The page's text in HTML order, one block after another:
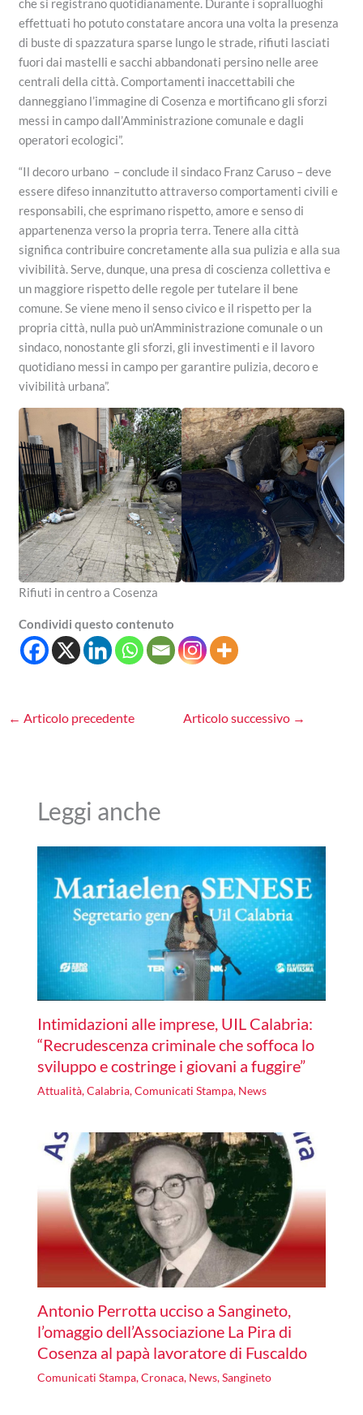
che si registrano quotidianamente. Durante i sopralluoghi
effettuati ho potuto constatare ancora una volta la presenza
di buste di spazzatura sparse lungo le strade, rifiuti lasciati
fuori dai mastelli e sacchi abbandonati persino nelle aree
centrali della città. Comportamenti inaccettabili che
danneggiano l’immagine di Cosenza e mortificano gli sforzi
messi in campo dall’Amministrazione comunale e dagli
operatori ecologici”.
“Il decoro urbano – conclude il sindaco Franz Caruso – deve
essere difeso innanzitutto attraverso comportamenti civili e
responsabili, che esprimano rispetto, amore e senso di
appartenenza verso la propria terra. Tenere alla città
significa contribuire concretamente alla sua pulizia e alla sua
vivibilità. Serve, dunque, una presa di coscienza collettiva e
un maggiore rispetto delle regole per tutelare il bene
comune. Se viene meno il senso civico e il rispetto per la
propria città, nulla può un’Amministrazione comunale o un
sindaco, nonostante gli sforzi, gli investimenti e il lavoro
quotidiano messi in campo per garantire pulizia, decoro e
vivibilità urbana”.
Rifiuti in centro a Cosenza
Condividi questo contenuto
← Articolo precedente Articolo successivo →
Leggi anche
Intimidazioni alle imprese, UIL Calabria:
“Recrudescenza criminale che soffoca lo
sviluppo e costringe i giovani a fuggire”
Attualità,Calabria,Comunicati Stampa, News
Antonio Perrotta ucciso a Sangineto,
l’omaggio dell’Associazione La Pira di
Cosenza al papà lavoratore di Fuscaldo
Comunicati Stampa,Cronaca, News,Sangineto